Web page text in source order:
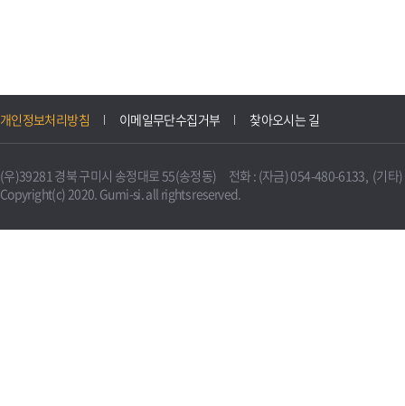
개인정보처리방침 이메일무단수집거부 찾아오시는 길
(우)39281 경북 구미시 송정대로 55(송정동) 전화 : (자금) 054-480-6133, (기타
Copyright(c) 2020. Gumi-si. all rights reserved.